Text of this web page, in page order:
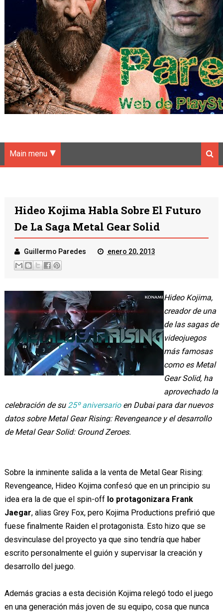
Main menu
Hideo Kojima Habla Sobre El Futuro
De La Saga Metal Gear Solid
Guillermo Paredes enero 20, 2013
Hideo Kojima,
creador de una
de las sagas de
videojuegos
más famosas
como es Metal
Gear Solid, ha
aprovechado la
celebración de su 25º aniversarioen Dubai para dar nuevos
datos sobre Metal Gear Rising: Revengeance y el desarrollo
de Metal Gear Solid: Ground Zeroes.
Sobre la inminente salida a la venta de Metal Gear Rising:
Revengeance, Hideo Kojima confesó que en un principio su
idea era la de que el spin-off lo protagonizara Frank
Jaegar, alias Grey Fox, pero Kojima Productions prefirió que
fuese finalmente Raiden el protagonista. Esto hizo que se
desvinculase del proyecto ya que sino tendría que haber
escrito personalmente el guión y supervisar la creación y
desarrollo del juego.
Además gracias a esta decisión Kojima relegó todo el juego
en una generación más joven de su equipo, cosa que nunca